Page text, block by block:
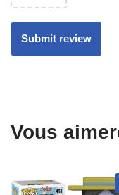
Vous